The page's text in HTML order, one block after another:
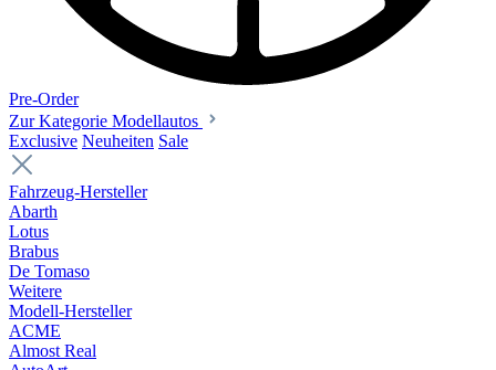
Pre-Order
Zur Kategorie Modellautos
Exclusive Neuheiten Sale
Fahrzeug-Hersteller
Abarth
Lotus
Brabus
De Tomaso
Weitere
Modell-Hersteller
ACME
Almost Real